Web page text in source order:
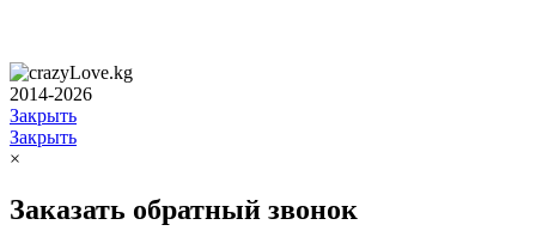
2014-2026
Закрыть
Закрыть
×
Заказать обратный звонок